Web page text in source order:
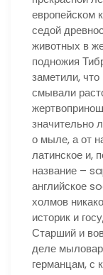
европейском
седой
животных в
подножия
заметили,
смывали
значительно
о мыле, а от
латинское и,
название –
английское
холмов
историк и
Старший и
деле
германцам, с